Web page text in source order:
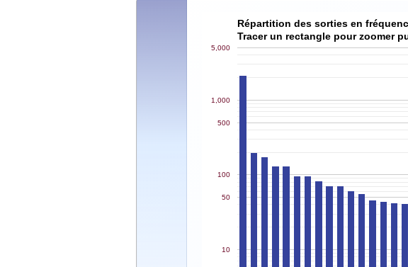
Répartition des sorties en
Tracer un rectangle pour zoomer
10
50
100
500
1,000
5,000